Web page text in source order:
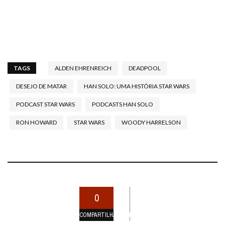
TAGS ALDEN EHRENREICH DEADPOOL
DESEJO DE MATAR HAN SOLO: UMA HISTÓRIA STAR WARS
PODCAST STAR WARS PODCASTS HAN SOLO
RON HOWARD STAR WARS WOODY HARRELSON
0
COMPARTILHAMENTOS